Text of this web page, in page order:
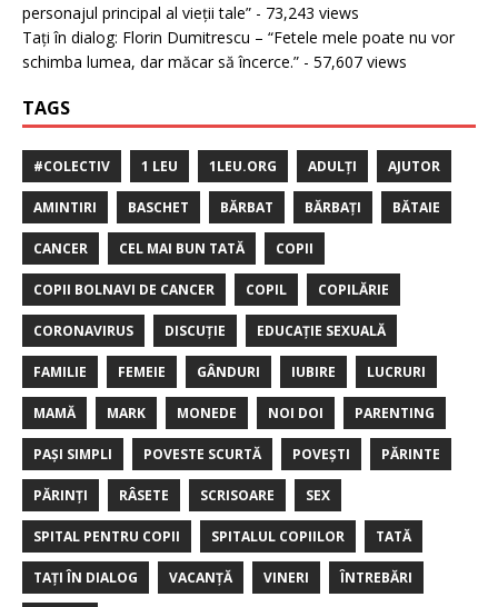
personajul principal al vieții tale” - 73,243 views
Tați în dialog: Florin Dumitrescu – “Fetele mele poate nu vor
schimba lumea, dar măcar să încerce.” - 57,607 views
TAGS
#COLECTIV 1 LEU 1LEU.ORG ADULȚI AJUTOR
AMINTIRI BASCHET BĂRBAT BĂRBAȚI BĂTAIE
CANCER CEL MAI BUN TATĂ COPII
COPII BOLNAVI DE CANCER COPIL COPILĂRIE
CORONAVIRUS DISCUȚIE EDUCAȚIE SEXUALĂ
FAMILIE FEMEIE GÂNDURI IUBIRE LUCRURI
MAMĂ MARK MONEDE NOI DOI PARENTING
PAȘI SIMPLI POVESTE SCURTĂ POVEȘTI PĂRINTE
PĂRINȚI RÂSETE SCRISOARE SEX
SPITAL PENTRU COPII SPITALUL COPIILOR TATĂ
TAȚI ÎN DIALOG VACANȚĂ VINERI ÎNTREBĂRI